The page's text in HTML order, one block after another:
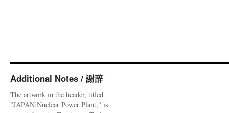
Additional Notes / 謝辞
The artwork in the header, titled
"JAPAN:Nuclear Power Plant," is